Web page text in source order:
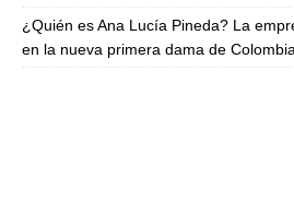
¿Quién es Ana Lucía Pineda? La
en la nueva primera dama de Colombia